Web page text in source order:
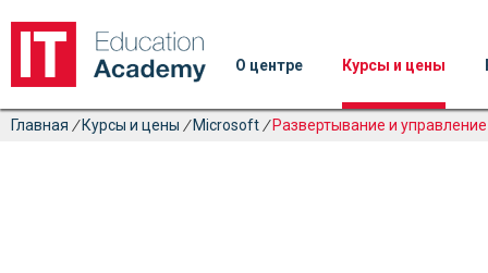
О центре Курсы и цены
Главная / Курсы и цены / Microsoft / Развертывание и